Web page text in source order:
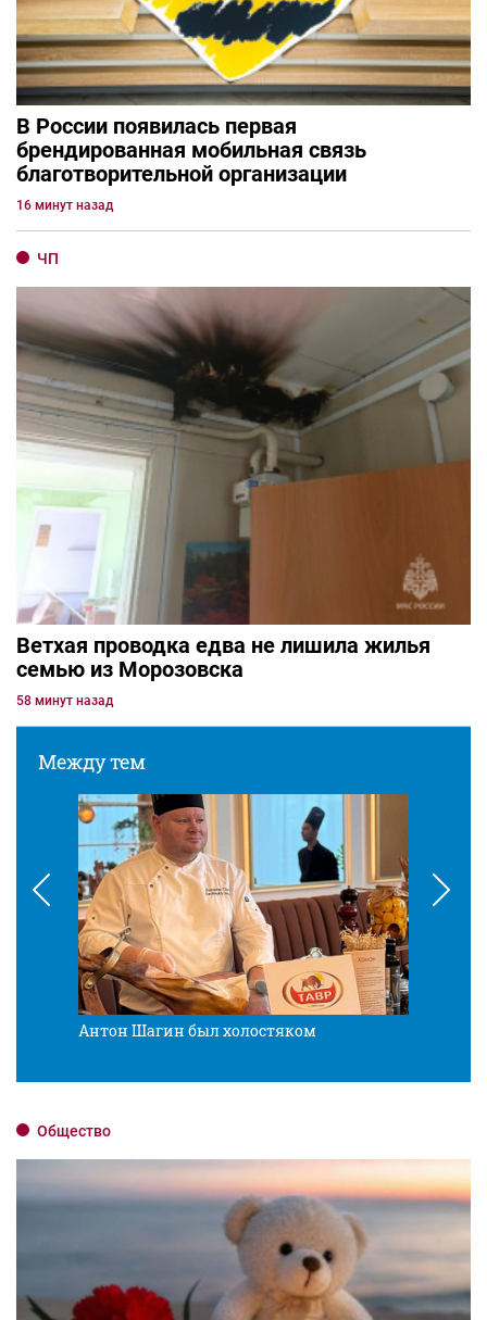
В России появилась первая
брендированная мобильная связь
благотворительной организации
16 минут назад
ЧП
Ветхая проводка едва не лишила жилья
семью из Морозовска
58 минут назад
Между тем
Антон Шагин был холостяком
Общество